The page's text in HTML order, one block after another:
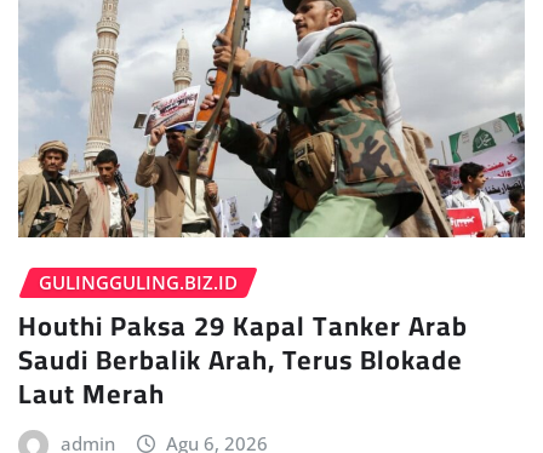
GULINGGULING.BIZ.ID
Houthi Paksa 29 Kapal Tanker Arab
Saudi Berbalik Arah, Terus Blokade
Laut Merah
admin Agu 6, 2026